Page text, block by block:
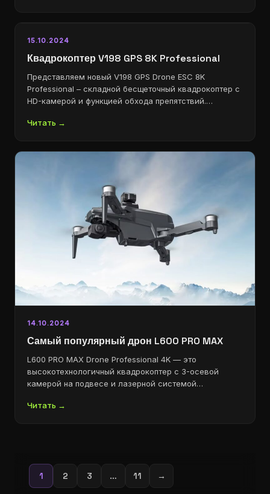
15.10.2024
Квадрокоптер V198 GPS 8K Professional
Представляем новый V198 GPS Drone ESC 8K
Professional – складной бесщеточный квадрокоптер с
HD-камерой и функцией обхода препятствий.…
Читать →
14.10.2024
Самый популярный дрон L600 PRO MAX
L600 PRO MAX Drone Professional 4K — это
высокотехнологичный квадрокоптер с 3-осевой
камерой на подвесе и лазерной системой…
Читать →
Пагинация
1 2 3 … 11 →